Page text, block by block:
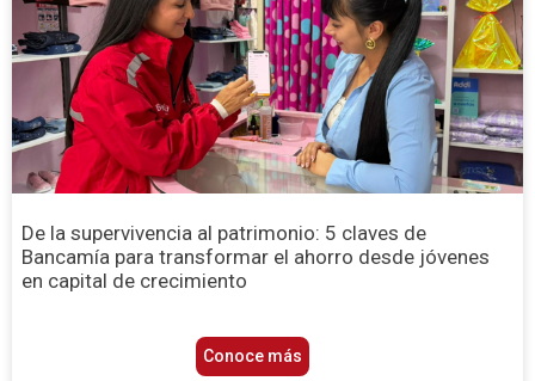
De la supervivencia al patrimonio: 5 claves de
Bancamía para transformar el ahorro desde jóvenes
en capital de crecimiento
Conoce más